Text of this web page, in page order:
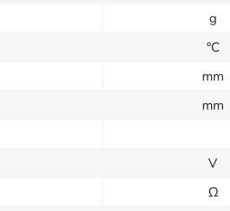
g
°C
mm
mm
V
Ω